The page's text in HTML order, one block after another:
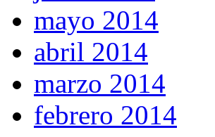
mayo 2014
abril 2014
marzo 2014
febrero 2014